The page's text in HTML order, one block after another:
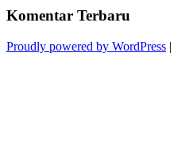
Komentar Terbaru
Proudly powered by WordPress |